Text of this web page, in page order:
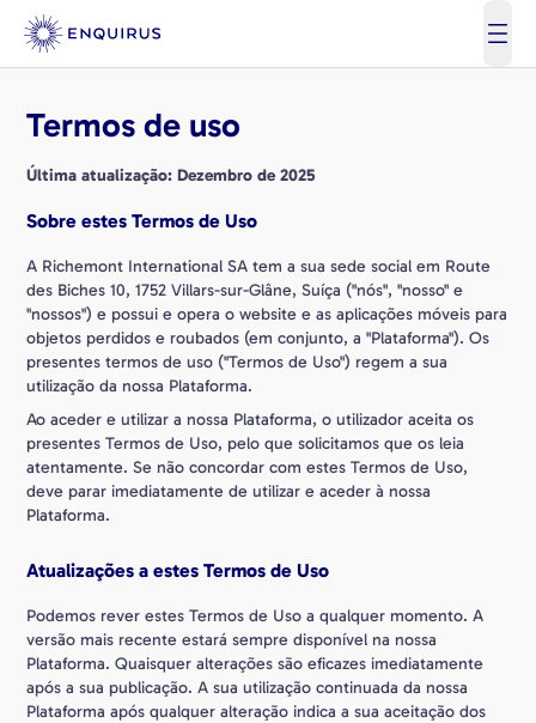
Termos de uso
Última atualização: Dezembro de 2025
Sobre estes Termos de Uso
A Richemont International SA tem a sua sede social em Route
des Biches 10, 1752 Villars-sur-Glâne, Suíça ("nós", "nosso" e
"nossos") e possui e opera o website e as aplicações móveis para
objetos perdidos e roubados (em conjunto, a "Plataforma"). Os
presentes termos de uso ("Termos de Uso") regem a sua
utilização da nossa Plataforma.
Ao aceder e utilizar a nossa Plataforma, o utilizador aceita os
presentes Termos de Uso, pelo que solicitamos que os leia
atentamente. Se não concordar com estes Termos de Uso,
deve parar imediatamente de utilizar e aceder à nossa
Plataforma.
Atualizações a estes Termos de Uso
Podemos rever estes Termos de Uso a qualquer momento. A
versão mais recente estará sempre disponível na nossa
Plataforma. Quaisquer alterações são eficazes imediatamente
após a sua publicação. A sua utilização continuada da nossa
Plataforma após qualquer alteração indica a sua aceitação dos